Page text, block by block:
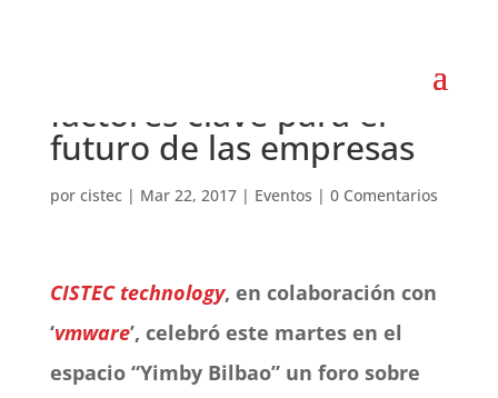
factores clave para el
futuro de las empresas
por cistec| Mar 22, 2017| Eventos | 0 Comentarios
CISTEC technology, en colaboración con
‘vmware’, celebró este martes en el
espacio “Yimby Bilbao” un foro sobre